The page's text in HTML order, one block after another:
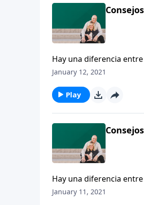
Hay una diferencia
habrá mucho romance
January 12, 2021
Play
Hay una diferencia
habrá mucho romance
January 11, 2021